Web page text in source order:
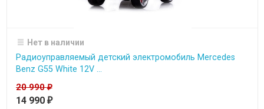
Нет в наличии
Радиоуправляемый детский электромобиль Mercedes
Benz G55 White 12V ...
20 990₽
14 990 ₽